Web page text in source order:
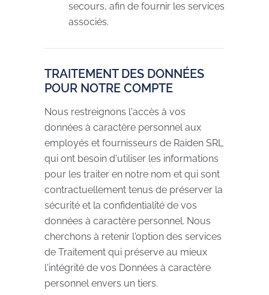
secours, afin de fournir les services
associés.
TRAITEMENT DES DONNÉES
POUR NOTRE COMPTE
Nous restreignons l'accès à vos
données à caractère personnel aux
employés et fournisseurs de Raiden SRL
qui ont besoin d'utiliser les informations
pour les traiter en notre nom et qui sont
contractuellement tenus de préserver la
sécurité et la confidentialité de vos
données à caractère personnel. Nous
cherchons à retenir l'option des services
de Traitement qui préserve au mieux
l'intégrité de vos Données à caractère
personnel envers un tiers.